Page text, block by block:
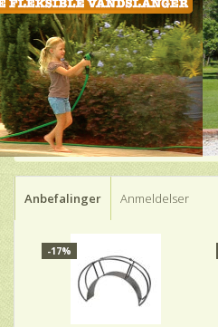
Anbefalinger Anmeldelser
-17%